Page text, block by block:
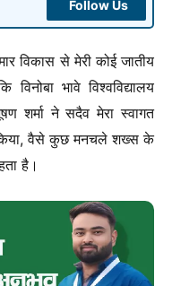
Follow Us
विकास से मेरी कोई जातीय
भावे विश्वविद्यालय
शर्मा ने सदैव मेरा स्वागत
वैसे कुछ मनचले शख्स के
है।